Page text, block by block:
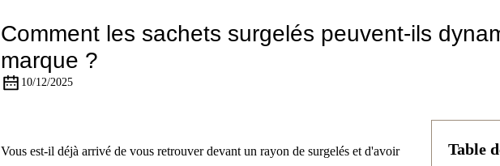
Comment les sachets surgelés peuvent-ils
marque ?